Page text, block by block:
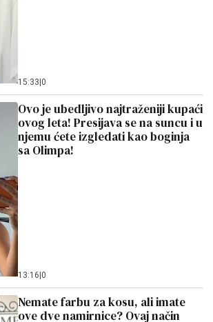
15:33 0
Ovo je ubedljivo najtraženiji kupaći
ovog leta! Presijava se na suncu i u
njemu ćete izgledati kao boginja
sa Olimpa!
13:16 0
Nemate farbu za kosu, ali imate
ove dve namirnice? Ovaj način